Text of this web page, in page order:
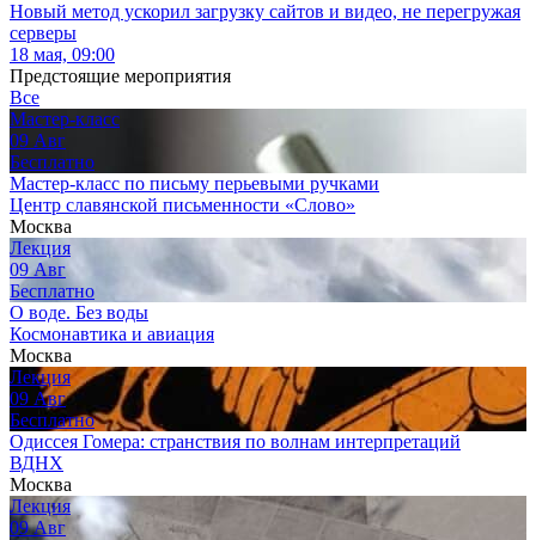
Новый метод ускорил загрузку сайтов и видео, не перегружая
серверы
18 мая, 09:00
Предстоящие мероприятия
Все
Мастер-класс
09 Авг
Бесплатно
Мастер-класс по письму перьевыми ручками
Центр славянской письменности «Слово»
Москва
Лекция
09 Авг
Бесплатно
О воде. Без воды
Космонавтика и авиация
Москва
Лекция
09 Авг
Бесплатно
Одиссея Гомера: странствия по волнам интерпретаций
ВДНХ
Москва
Лекция
09 Авг